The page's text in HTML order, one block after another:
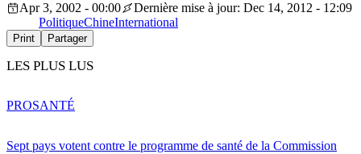
Apr 3, 2002 - 00:00
Dernière mise à jour: Dec 14, 2012 - 12:09
PolitiqueChineInternational
Print Partager
LES PLUS LUS
Sept pays votent contre le programme de santé de la Commission
PROSANTÉ